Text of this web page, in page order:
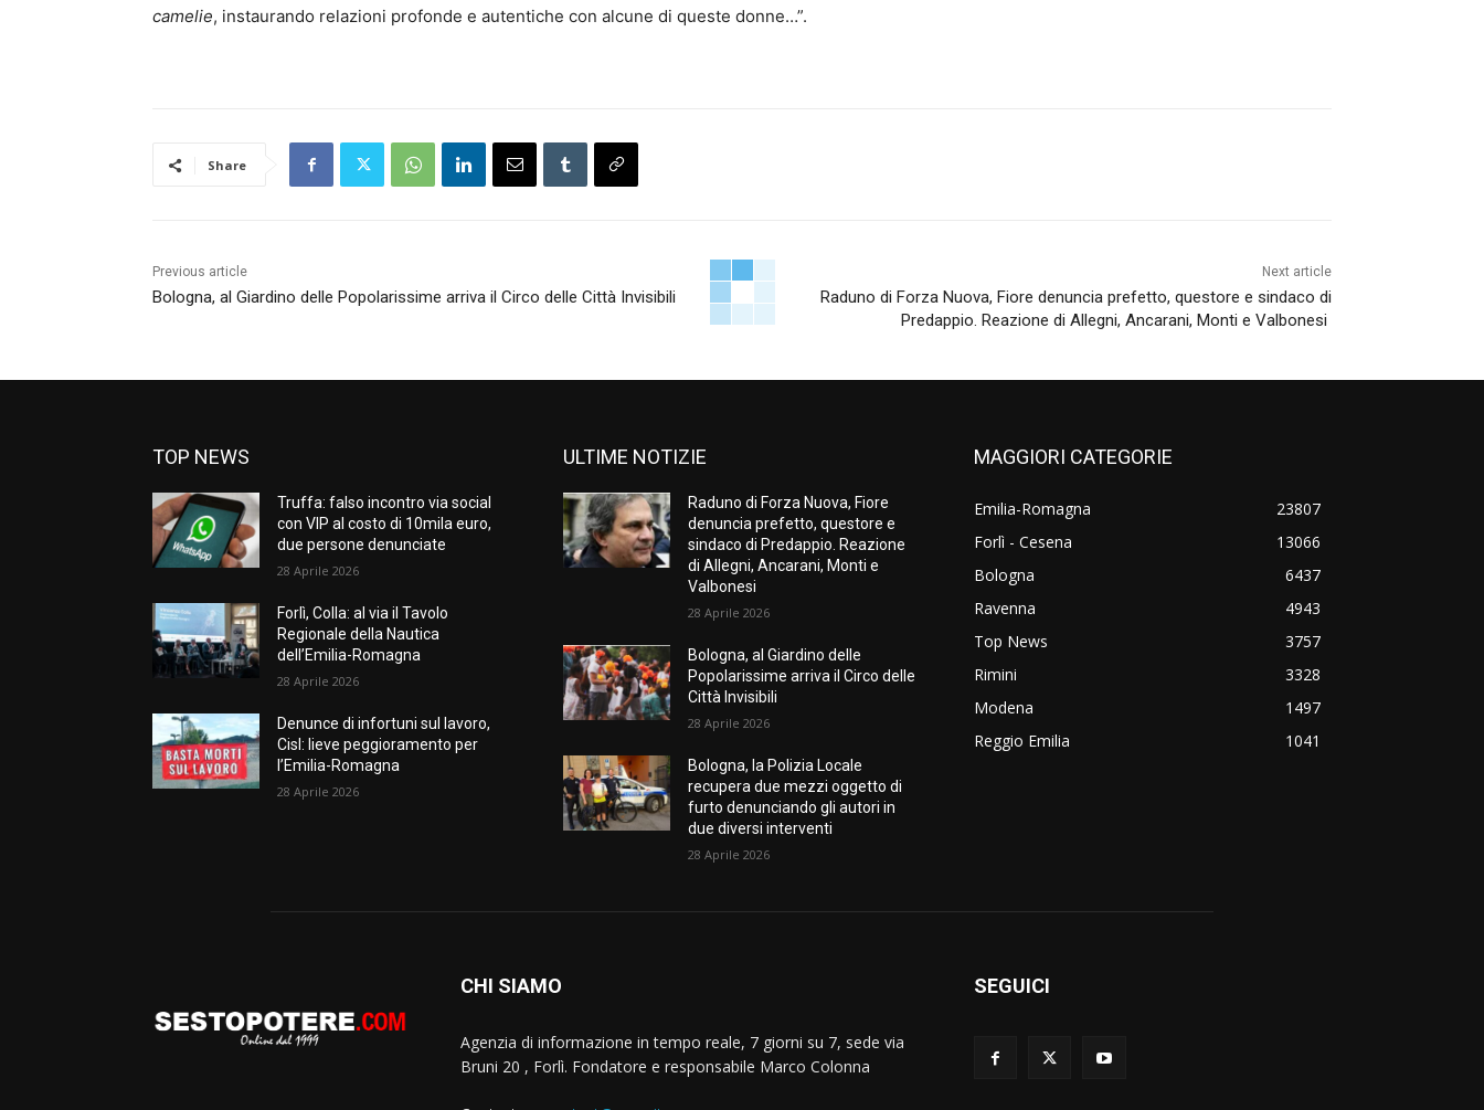
camelie, instaurando relazioni profonde e autentiche con alcune di queste donne…”.
Share
Previous article
Bologna, al Giardino delle Popolarissime arriva il Circo delle Città Invisibili
Next article
Raduno di Forza Nuova, Fiore denuncia prefetto, questore e sindaco di
Predappio. Reazione di Allegni, Ancarani, Monti e Valbonesi
TOP NEWS
Truffa: falso incontro via social
con VIP al costo di 10mila euro,
due persone denunciate
28 Aprile 2026
Forlì, Colla: al via il Tavolo
Regionale della Nautica
dell’Emilia-Romagna
28 Aprile 2026
Denunce di infortuni sul lavoro,
Cisl: lieve peggioramento per
l’Emilia-Romagna
28 Aprile 2026
ULTIME NOTIZIE
Raduno di Forza Nuova, Fiore
denuncia prefetto, questore e
sindaco di Predappio. Reazione
di Allegni, Ancarani, Monti e
Valbonesi
28 Aprile 2026
Bologna, al Giardino delle
Popolarissime arriva il Circo delle
Città Invisibili
28 Aprile 2026
Bologna, la Polizia Locale
recupera due mezzi oggetto di
furto denunciando gli autori in
due diversi interventi
28 Aprile 2026
MAGGIORI CATEGORIE
Emilia-Romagna
23807
Forlì - Cesena
13066
Bologna
6437
Ravenna
4943
Top News
3757
Rimini
3328
Modena
1497
Reggio Emilia
1041
CHI SIAMO
Agenzia di informazione in tempo reale, 7 giorni su 7, sede via
Bruni 20 , Forlì. Fondatore e responsabile Marco Colonna
SEGUICI